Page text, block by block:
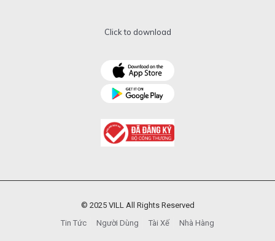
Click to download
© 2025 VILL All Rights Reserved
Tin Tức
Người Dùng Tài Xế Nhà Hàng